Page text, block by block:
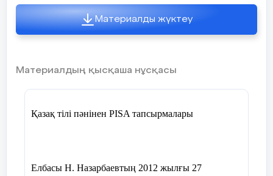
1. Жүрсін бектер бес нәрседен алыстап,
Есі болса, жұрнақ болса намыстан.
Ж.Баласағұнның шығармасынан айтылған
ойдың негізгі идеясы қандай? «Құтты
кейіпкерлері кімдер?
келтір.
Материалды жүктеу
Материалдың қысқаша нұсқасы
Қазақ тілі пәнінен PISA тапсырмалары
Елбасы Н. Назарбаевтың 2012 жылғы 27